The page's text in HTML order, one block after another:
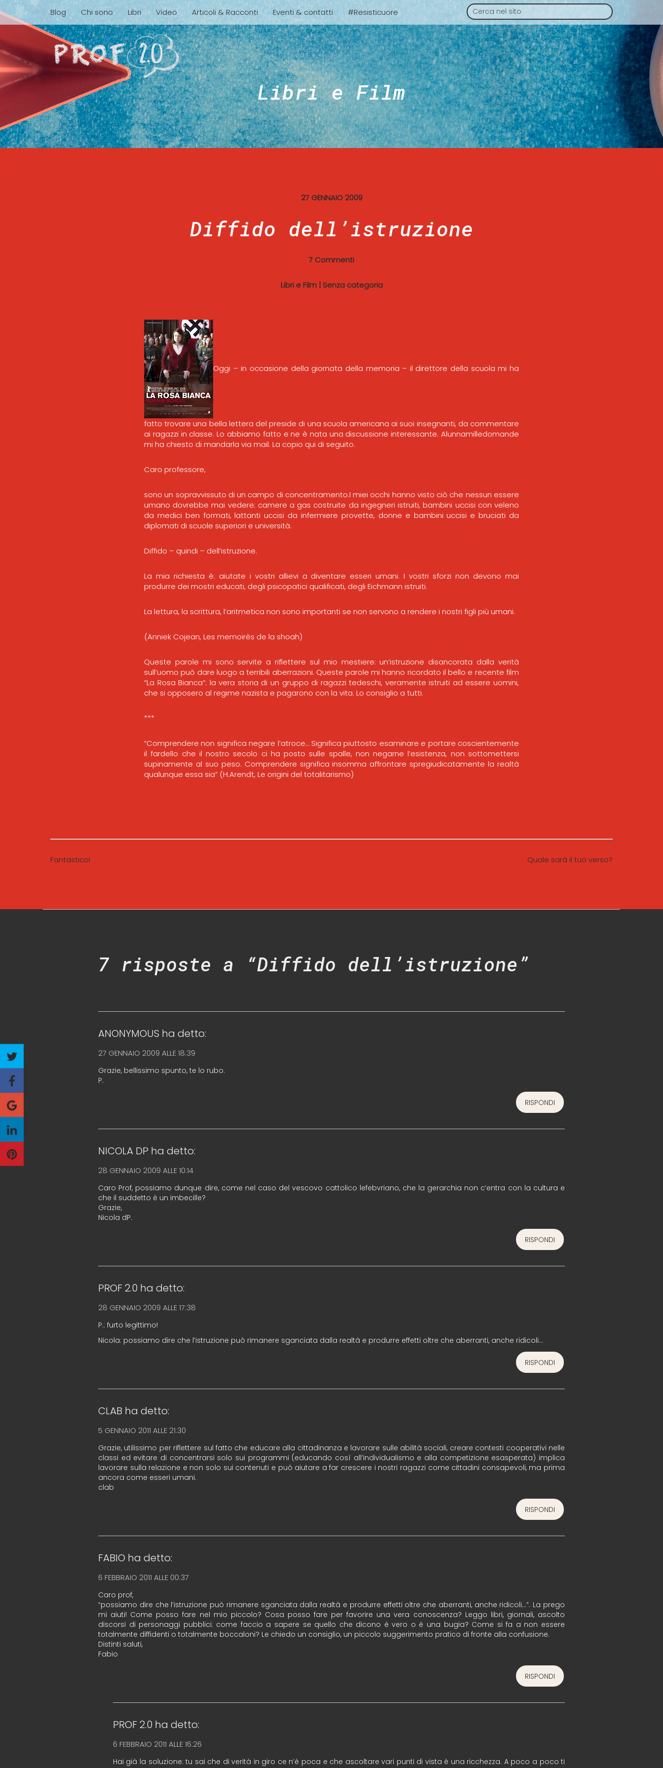
Blog Chi sono Libri Video Articoli & Racconti Eventi & contatti #Resisticuore
Libri e Film
27 GENNAIO 2009
Diffido dell’istruzione
7 Commenti
Libri e Film| Senza categoria
Oggi – in occasione della giornata della memoria – il direttore della scuola mi ha
fatto trovare una bella lettera del preside di una scuola americana ai suoi insegnanti, da commentare
ai ragazzi in classe. Lo abbiamo fatto e ne è nata una discussione interessante. Alunnamilledomande
mi ha chiesto di mandarla via mail. La copio qui di seguito.
Caro professore,
sono un sopravvissuto di un campo di concentramento.I miei occhi hanno visto ciò che nessun essere
umano dovrebbe mai vedere: camere a gas costruite da ingegneri istruiti, bambini uccisi con veleno
da medici ben formati, lattanti uccisi da infermiere provette, donne e bambini uccisi e bruciati da
diplomati di scuole superiori e università.
Diffido – quindi – dell’istruzione.
La mia richiesta è: aiutate i vostri allievi a diventare esseri umani. I vostri sforzi non devono mai
produrre dei mostri educati, degli psicopatici qualificati, degli Eichmann istruiti.
La lettura, la scrittura, l’aritmetica non sono importanti se non servono a rendere i nostri figli più umani.
(Anniek Cojean, Les memoirès de la shoah)
Queste parole mi sono servite a riflettere sul mio mestiere: un’istruzione disancorata dalla verità
sull’uomo può dare luogo a terribili aberrazioni. Queste parole mi hanno ricordato il bello e recente film
“La Rosa Bianca”: la vera storia di un gruppo di ragazzi tedeschi, veramente istruiti ad essere uomini,
che si opposero al regime nazista e pagarono con la vita. Lo consiglio a tutti.
***
“Comprendere non significa negare l’atroce… Significa piuttosto esaminare e portare coscientemente
il fardello che il nostro secolo ci ha posto sulle spalle, non negarne l’esistenza, non sottomettersi
supinamente al suo peso. Comprendere significa insomma affrontare spregiudicatamente la realtà
qualunque essa sia” (H.Arendt, Le origini del totalitarismo)
Fantastico! Quale sarà il tuo verso?
7 risposte a “Diffido dell’istruzione”
ANONYMOUS ha detto:
27 GENNAIO 2009 ALLE 18:39
Grazie, bellissimo spunto, te lo rubo.
P.
RISPONDI
NICOLA DP ha detto:
28 GENNAIO 2009 ALLE 10:14
Caro Prof, possiamo dunque dire, come nel caso del vescovo cattolico lefebvriano, che la gerarchia non c’entra con la cultura e
che il suddetto è un imbecille?
Grazie,
Nicola dP.
RISPONDI
PROF 2.0 ha detto:
28 GENNAIO 2009 ALLE 17:38
P.: furto legittimo!
Nicola: possiamo dire che l’istruzione può rimanere sganciata dalla realtà e produrre effetti oltre che aberranti, anche ridicoli…
RISPONDI
CLAB ha detto:
5 GENNAIO 2011 ALLE 21:30
Grazie, utilissimo per riflettere sul fatto che educare alla cittadinanza e lavorare sulle abilità sociali, creare contesti cooperativi nelle
classi ed evitare di concentrarsi solo sui programmi (educando così all’individualismo e alla competizione esasperata) implica
lavorare sulla relazione e non solo sui contenuti e può aiutare a far crescere i nostri ragazzi come cittadini consapevoli, ma prima
ancora come esseri umani.
clab
RISPONDI
FABIO ha detto:
6 FEBBRAIO 2011 ALLE 00:37
Caro prof,
“possiamo dire che l’istruzione può rimanere sganciata dalla realtà e produrre effetti oltre che aberranti, anche ridicoli…”. La prego
mi aiuti! Come posso fare nel mio piccolo? Cosa posso fare per favorire una vera conoscenza? Leggo libri, giornali, ascolto
discorsi di personaggi pubblici: come faccio a sapere se quello che dicono è vero o è una bugia? Come si fa a non essere
totalmente diffidenti o totalmente boccaloni? Le chiedo un consiglio, un piccolo suggerimento pratico di fronte alla confusione.
Distinti saluti,
Fabio
RISPONDI
PROF 2.0 ha detto:
6 FEBBRAIO 2011 ALLE 16:26
Hai già la soluzione: tu sai che di verità in giro ce n’è poca e che ascoltare vari punti di vista è una ricchezza. A poco a poco ti